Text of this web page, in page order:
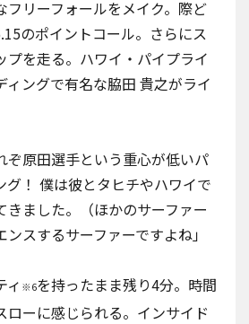
フリーフォールをメイク。際ど
のポイントコール。さらにス
プを走る。ハワイ・パイプライ
ィングで有名な脇田 貴之がライ
ぞ原田選手という重心が低いパ
グ！ 僕は彼とタヒチやハワイで
きました。（ほかのサーファー
スするサーファーですよね」
ィ ※6を持ったまま残り4分。時間
ローに感じられる。インサイド